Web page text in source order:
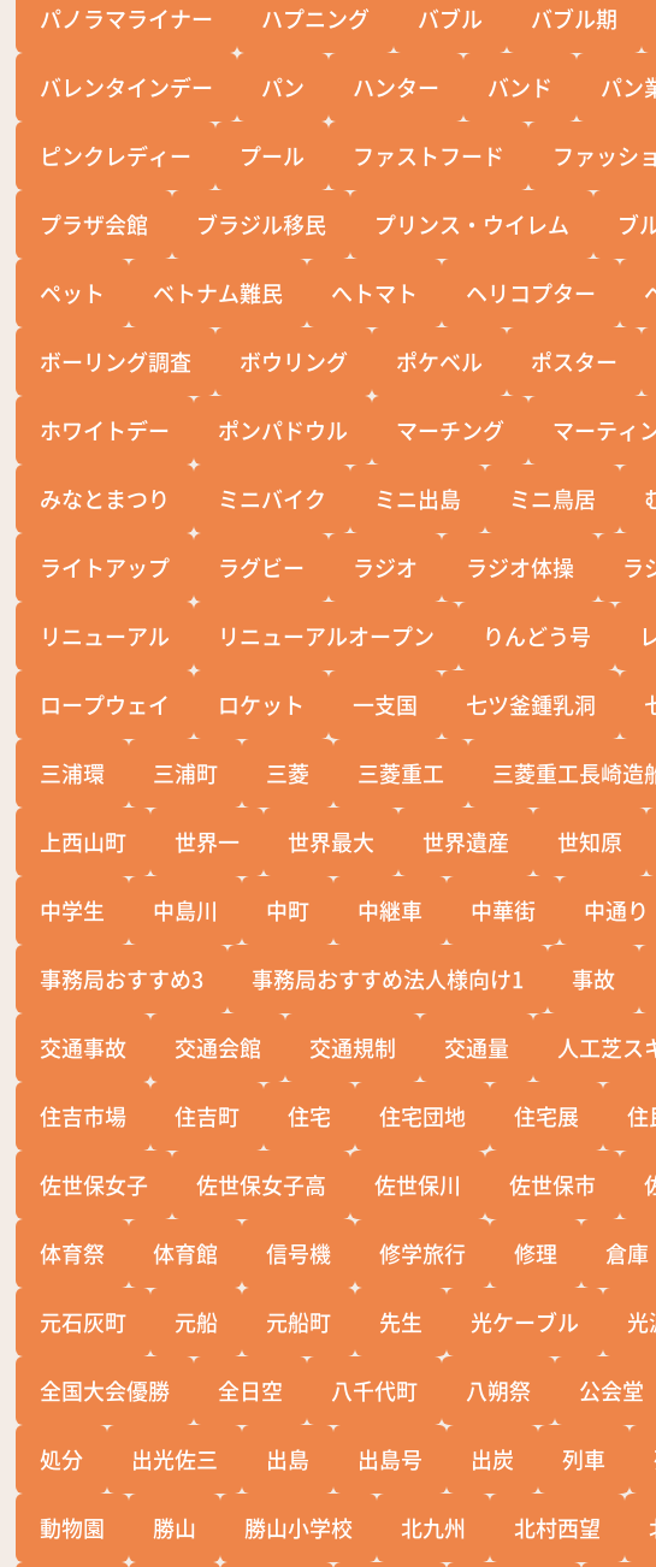
パノラマライナー ハプニング バブル バブル期
バレンタインデー パン ハンター バンド パン
ピンクレディー プール ファストフード ファッシ
プラザ会館 ブラジル移民 プリンス・ウイレム ブ
ペット ベトナム難民 へトマト ヘリコプター
ボーリング調査 ボウリング ポケベル ポスター
ホワイトデー ポンパドウル マーチング マーティ
みなとまつり ミニバイク ミニ出島 ミニ鳥居
ライトアップ ラグビー ラジオ ラジオ体操 ラ
リニューアル リニューアルオープン りんどう号
ロープウェイ ロケット 一支国 七ツ釜鍾乳洞
三浦環 三浦町 三菱 三菱重工 三菱重工長崎造
上西山町 世界一 世界最大 世界遺産 世知原
中学生 中島川 中町 中継車 中華街 中通り
事務局おすすめ3 事務局おすすめ法人様向け1 事故
交通事故 交通会館 交通規制 交通量 人工芝ス
住吉市場 住吉町 住宅 住宅団地 住宅展 住
佐世保女子 佐世保女子高 佐世保川 佐世保市
体育祭 体育館 信号機 修学旅行 修理 倉庫
元石灰町 元船 元船町 先生 光ケーブル 光
全国大会優勝 全日空 八千代町 八朔祭 公会堂
処分 出光佐三 出島 出島号 出炭 列車
動物園 勝山 勝山小学校 北九州 北村西望